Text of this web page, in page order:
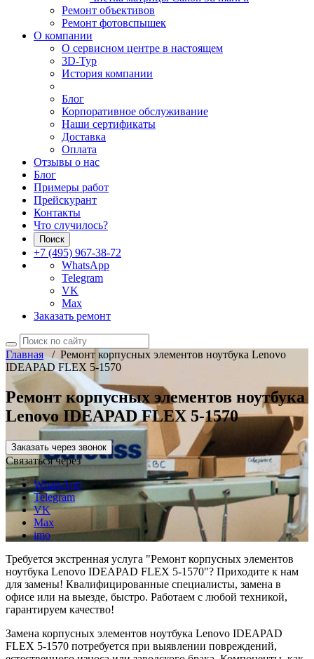
Ремонт объективов
Ремонт фотовспышек
О компании
О сервисном центре в настоящем
3D-Тур
История компании
Блог
Корпоративное обслуживание
Наши сертификаты
Доставка
Оплата
Отзывы о нас
Блог
Примеры работ
Прейскурант
Контакты
Что случилось?
Поиск
+7 (495) 967-38-72
WhatsApp
Telegram
VK
Max
Заказать ремонт
Главная/ Ремонт корпусных элементов ноутбука Lenovo
IDEAPAD FLEX 5-1570
Ремонт корпусных элементов ноутбука
Lenovo IDEAPAD FLEX 5-1570
Заказать через звонок
Связаться через
WhatsApp
Telegram
VK
Max
imo
Требуется экстренная услуга "Ремонт корпусных элементов
ноутбука Lenovo IDEAPAD FLEX 5-1570"? Приходите к нам
для замены! Квалифицированные специалисты, замена в
офисе или на выезде, быстро. Работаем с любой техникой,
гарантируем качество!
Замена корпусных элементов ноутбука Lenovo IDEAPAD
FLEX 5-1570 потребуется при выявлении повреждений,